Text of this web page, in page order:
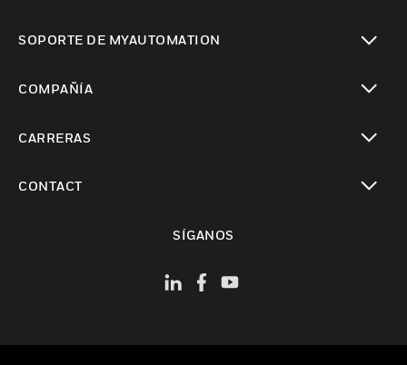
SOPORTE DE MYAUTOMATION
COMPAÑÍA
CARRERAS
CONTACT
SÍGANOS